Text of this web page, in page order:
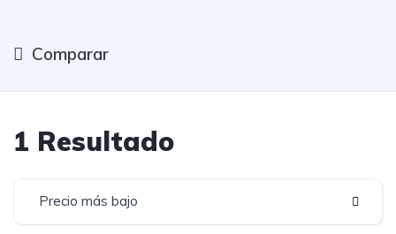
Comparar
1 Resultado
Precio más bajo